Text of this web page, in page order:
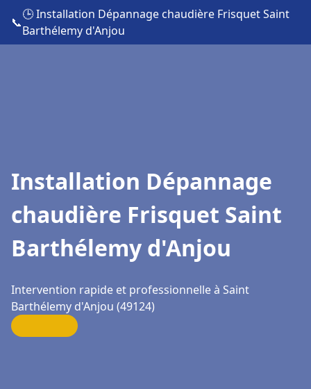
📞
🕒 Installation Dépannage chaudière Frisquet Saint
Barthélemy d'Anjou
Installation Dépannage
chaudière Frisquet Saint
Barthélemy d'Anjou
Intervention rapide et professionnelle à Saint
Barthélemy d'Anjou (49124)